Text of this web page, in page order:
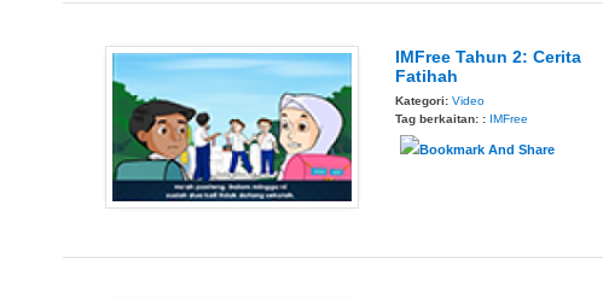
IMFree Tahun 2: Cerita
Fatihah
Kategori: Video
Tag berkaitan: : IMFree